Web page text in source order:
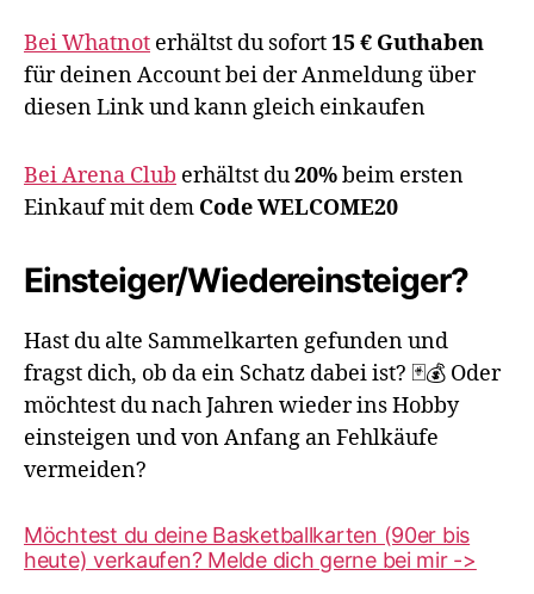
Bei Whatnot erhältst du sofort15 € Guthaben
für deinen Account bei der Anmeldung über
diesen Link und kann gleich einkaufen
Bei Arena Club erhältst du20%beim ersten
Einkauf mit dem Code WELCOME20
Einsteiger/Wiedereinsteiger?
Hast du alte Sammelkarten gefunden und
fragst dich, ob da ein Schatz dabei ist? 🃏💰 Oder
möchtest du nach Jahren wieder ins Hobby
einsteigen und von Anfang an Fehlkäufe
vermeiden?
Möchtest du deine Basketballkarten (90er bis
heute) verkaufen? Melde dich gerne bei mir ->